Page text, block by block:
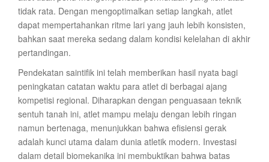
tidak rata. Dengan mengoptimalkan setiap langkah, atlet
dapat mempertahankan ritme lari yang jauh lebih konsisten,
bahkan saat mereka sedang dalam kondisi kelelahan di akhir
pertandingan.
Pendekatan saintifik ini telah memberikan hasil nyata bagi
peningkatan catatan waktu para atlet di berbagai ajang
kompetisi regional. Diharapkan dengan penguasaan teknik
sentuh tanah ini, atlet mampu melaju dengan lebih ringan
namun bertenaga, menunjukkan bahwa efisiensi gerak
adalah kunci utama dalam dunia atletik modern. Investasi
dalam detail biomekanika ini membuktikan bahwa batas